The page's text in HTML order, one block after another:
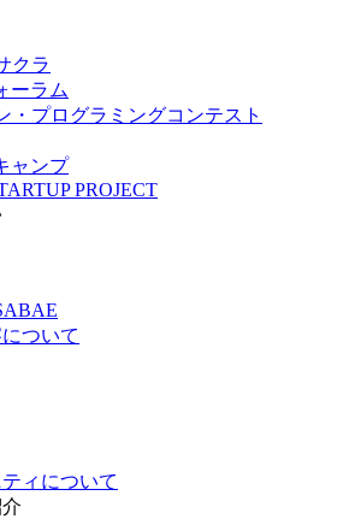
クラ
ーラム
・プログラミングコンテスト
ャンプ
PROJECT
ついて
ィについて